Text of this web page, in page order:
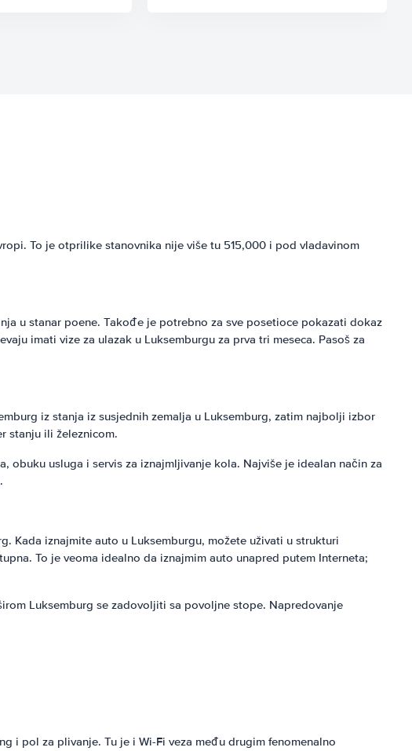
To je otprilike stanovnika nije više tu 515,000 i pod vladavinom
u stanar poene. Takođe je potrebno za sve posetioce pokazati dokaz
imati vize za ulazak u Luksemburgu za prva tri meseca. Pasoš za
iz stanja iz susjednih zemalja u Luksemburg, zatim najbolji izbor
stanju ili železnicom.
usluga i servis za iznajmljivanje kola. Najviše je idealan način za
Kada iznajmite auto u Luksemburgu, možete uživati u strukturi
To je veoma idealno da iznajmim auto unapred putem Interneta;
Luksemburg se zadovoljiti sa povoljne stope. Napredovanje
i pol za plivanje. Tu je i Wi-Fi veza među drugim fenomenalno